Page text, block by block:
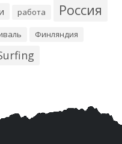
работа Россия
Финляндия